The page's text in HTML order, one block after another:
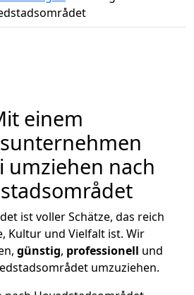
einem
umziehen nach
ist voller Schätze, das reich
Kultur und Vielfalt ist. Wir
günstig, professionell und
umzuziehen.